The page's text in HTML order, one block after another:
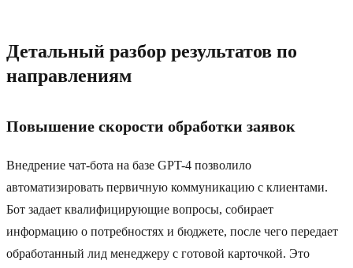
Детальный разбор результатов по
направлениям
Повышение скорости обработки заявок
Внедрение чат-бота на базе GPT-4 позволило
автоматизировать первичную коммуникацию с клиентами.
Бот задает квалифицирующие вопросы, собирает
информацию о потребностях и бюджете, после чего передает
обработанный лид менеджеру с готовой карточкой. Это